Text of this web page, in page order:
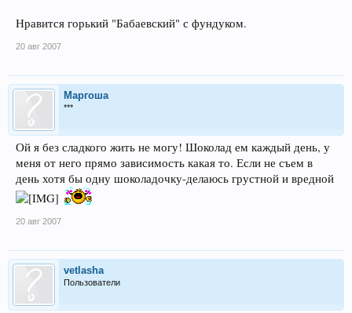
Нравится горький "Бабаевский" с фундуком.
20 авг 2007
Маргоша
***
Ой я без сладкого жить не могу! Шоколад ем каждый день, у
меня от него прямо зависимость какая то. Если не съем в
день хотя бы одну шоколадочку-делаюсь грустной и вредной
20 авг 2007
vetlasha
Пользователи